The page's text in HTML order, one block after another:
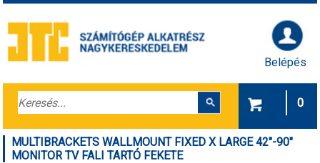
Belépés
0
MULTIBRACKETS WALLMOUNT FIXED X LARGE 42"-90"
MONITOR TV FALI TARTÓ FEKETE